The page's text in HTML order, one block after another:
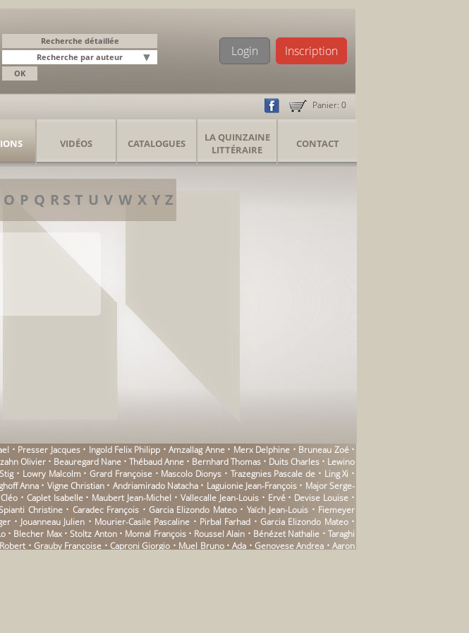
Login Inscription
Panier: 0
VIDÉOS CATALOGUES
LA QUINZAINE
LITTÉRAIRE
CONTACT
O P Q R S T U V W X Y Z
• Presser Jacques • Ingold Felix Philipp • Amzallag Anne • Merx Delphine • Bruneau Zoé •
Olivier • Beauregard Nane • Thébaud Anne • Bernhard Thomas • Duits Charles • Lewino
• Lowry Malcolm • Grard Françoise • Mascolo Dionys • Trazegnies Pascale de • Ling Xi •
Anna • Vigne Christian • Andriamirado Natacha • Laguionie Jean-François • Major Serge-
• Caplet Isabelle • Maubert Jean-Michel • Vallecalle Jean-Louis • Ervé • Devise Louise •
Christine • Caradec François • Garcia Elizondo Mateo • Yaïch Jean-Louis • Fiemeyer
• Jouanneau Julien • Mourier-Casile Pascaline • Pirbal Farhad • Garcia Elizondo Mateo •
Blecher Max • Stoltz Anton • Momal François • Roussel Alain • Bénézet Nathalie • Taraghi
• Grauby Françoise • Caproni Giorgio • Muel Bruno • Ada • Genovese Andrea • Aaron